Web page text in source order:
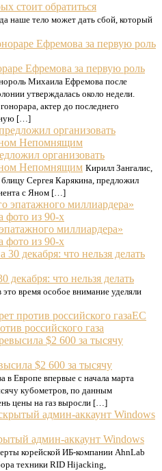
стоит обратиться
наше тело может дать сбой, который
Ефремова за первую роль
Михаила Ефремова после
утверждалась около недели.
актер до последнего
[…]
организовать
Непомнящим Кирилл Зангалис,
Сергея Карякина, предложил
с Яном […]
миллиардера»
фото из 90-х
что нельзя делать
это время особое внимание уделяли
ЕС
российского газа
$2 600 за тысячу
в Европе впервые с начала марта
кубометров, по данным
цены на газ выросли […]
админ-аккаунт Windows
корейской ИБ-компании AhnLab
техники RID Hijacking,